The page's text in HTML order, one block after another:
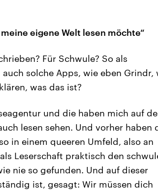
eigene Welt lesen möchte“
Für Schwule? So als
solche Apps, wie eben Grindr,
was das ist?
und die haben mich auf
lesen sehen. Und vorher haben
in einem queeren Umfeld, also an
Leserschaft praktisch den
nie so gefunden. Und auf dieser
ist, gesagt: Wir müssen dich